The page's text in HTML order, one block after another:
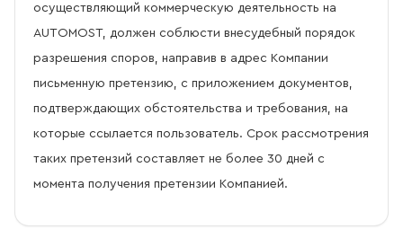
осуществляющий коммерческую деятельность на
AUTOMOST, должен соблюсти внесудебный порядок
разрешения споров, направив в адрес Компании
письменную претензию, с приложением документов,
подтверждающих обстоятельства и требования, на
которые ссылается пользователь. Срок рассмотрения
таких претензий составляет не более 30 дней с
момента получения претензии Компанией.